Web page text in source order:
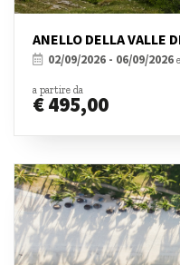
ANELLO DELLA VALLE
02/09/2026 - 06/09/2026
a partire da
€ 495,00